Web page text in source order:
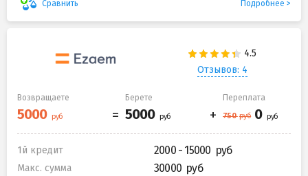
Сравнить Подробнее
Отзывов: 4
Возвращаете Берете Переплата
1й кредит 2000 - 15000
Макс. сумма 30000